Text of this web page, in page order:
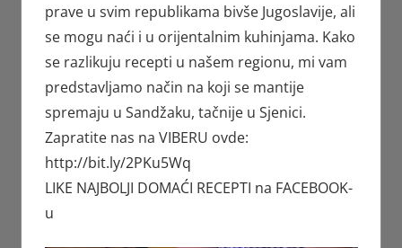
prave u svim republikama bivše Jugoslavije, ali
se mogu naći i u orijentalnim kuhinjama. Kako
se razlikuju recepti u našem regionu, mi vam
predstavljamo način na koji se mantije
spremaju u Sandžaku, tačnije u Sjenici.
Zapratite nas na VIBERU ovde:
http://bit.ly/2PKu5Wq
LIKE NAJBOLJI DOMAĆI RECEPTI na FACEBOOK-
u